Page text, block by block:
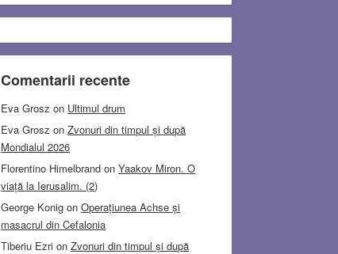
Comentarii recente
Eva Grosz on Ultimul drum
Eva Grosz onZvonuri din timpul și după
Mondialul 2026
Florentino Himelbrand onYaakov Miron. O
viață la Ierusalim. (2)
George Konig onOperațiunea Achse și
masacrul din Cefalonia
Tiberiu Ezri onZvonuri din timpul și după